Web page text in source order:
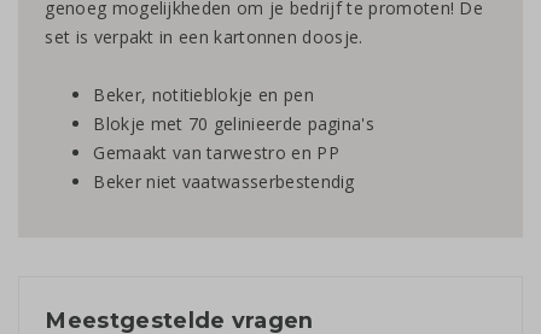
genoeg mogelijkheden om je bedrijf te promoten! De
set is verpakt in een kartonnen doosje.
Beker, notitieblokje en pen
Blokje met 70 gelinieerde pagina's
Gemaakt van tarwestro en PP
Beker niet vaatwasserbestendig
Meestgestelde vragen